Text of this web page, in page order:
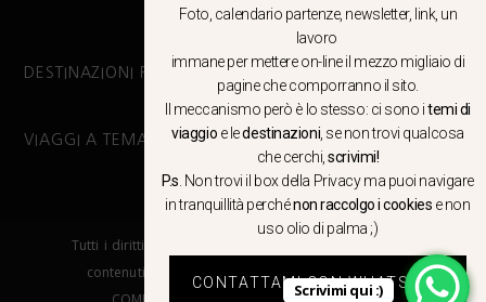
DESTINAZIONI PRINCIPALI
VIAGGI A TEMA
Tutti i diritti riservati. E’ vietata la copia e la riproduzione dei
contenuti in qualsiasi modo o forma. – COPYRIGHT ©LA
Scrivimi qui :)
Foto, calendario partenze, newsletter, link, un
lavoro
immane per mettere on-line il mezzo migliaio di
pagine che comporranno il sito.
Il meccanismo però è lo stesso: ci sono itemi di
viaggio e ledestinazioni , se non trovi qualcosa
che cerchi,scrivimi!
P.s . Non trovi il box della Privacy ma puoi navigare
in tranquillità perchénon raccolgo i cookies e non
uso olio di palma ;)
CONTATTAMI CON WHATSAPP